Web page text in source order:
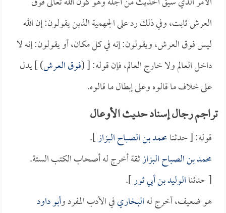
العرش ثابت، وفي ذلك رد على الجهمية الذين يقولون: إن الله
ليس فوق العرش، ويقولون: إنه في كل مكان، أو يقولون: إنه لا
داخل العالم ولا خارج العالم، فإن قوله: [ (فوق العرش) ] يدل
على خلاف ما قالوه وعلى إبطال ما قالوه.
تراجم رجال إسناد حديث الأوعال
قوله: [ حدثنامحمد بن الصباح البزاز].
محمد بن الصباح البزازثقة أخرج له أصحاب الكتب الستة.
[ حدثناالوليد بن أبي ثور].
هو ضعيف، أخرج لهالبخاريفي الأدب المفرد وأبو داود